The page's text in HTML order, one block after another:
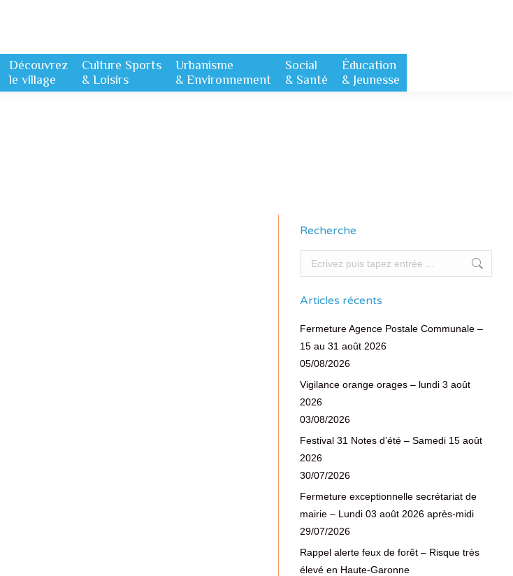
Découvrez
le village
Culture Sports
& Loisirs
Urbanisme
& Environnement
Social
& Santé
Éducation
& Jeunesse
Recherche
Recherche
Articles récents
Fermeture Agence Postale Communale –
15 au 31 août 2026
05/08/2026
Vigilance orange orages – lundi 3 août
2026
03/08/2026
Festival 31 Notes d’été – Samedi 15 août
2026
30/07/2026
Fermeture exceptionnelle secrétariat de
mairie – Lundi 03 août 2026 après-midi
29/07/2026
Rappel alerte feux de forêt – Risque très
élevé en Haute-Garonne